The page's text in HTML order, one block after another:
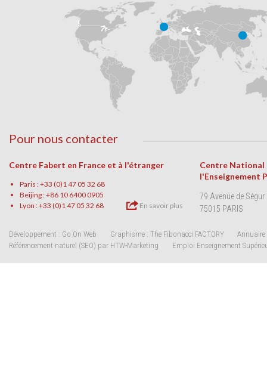
Pour nous contacter
Centre Fabert en France et à l'étranger
Paris : +33 (0)1 47 05 32 68
Beijing : +86 10 6400 0905
Lyon : +33 (0)1 47 05 32 68
En savoir plus
Centre National
l'Enseignement
79 Avenue de Ségur
75015 PARIS
Développement : Go On Web Graphisme : The Fibonacci FACTORY
Annuaire
Référencement naturel (SEO) par HTW-Marketing
Emploi Enseignement